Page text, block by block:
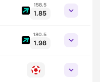
158.5
1.85
180.5
1.98